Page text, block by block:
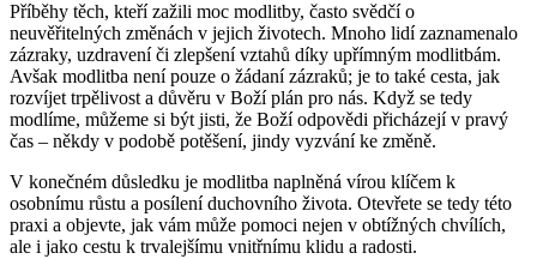
Příběhy těch, kteří zažili moc modlitby, často svědčí o
neuvěřitelných změnách v jejich životech. Mnoho lidí zaznamenalo
zázraky, uzdravení či zlepšení vztahů díky upřímným modlitbám.
Avšak modlitba není pouze o žádaní zázraků; je to také cesta, jak
rozvíjet trpělivost a důvěru v Boží plán pro nás. Když se tedy
modlíme, můžeme si být jisti, že Boží odpovědi přicházejí v pravý
čas – někdy v podobě potěšení, jindy vyzvání ke změně.
V konečném důsledku je modlitba naplněná vírou klíčem k
osobnímu růstu a posílení duchovního života. Otevřete se tedy této
praxi a objevte, jak vám může pomoci nejen v obtížných chvílích,
ale i jako cestu k trvalejšímu vnitřnímu klidu a radosti.